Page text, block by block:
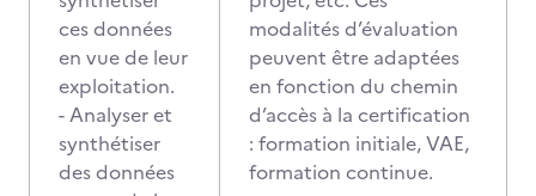
ces données
en vue de leur
exploitation.
- Analyser et
synthétiser
des données
modalités d’évaluation
peuvent être adaptées
en fonction du chemin
d’accès à la certification
: formation initiale, VAE,
formation continue.